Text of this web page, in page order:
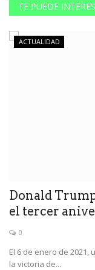
TE PUEDE
ACTUALIDAD
Donald
el tercer
0
El 6 de enero de
la victoria de...